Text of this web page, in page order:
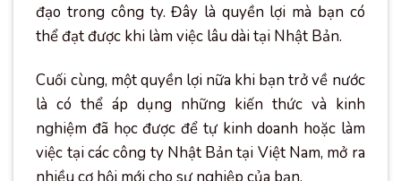
đạo trong công ty. Đây là quyền lợi mà bạn có
thể đạt được khi làm việc lâu dài tại Nhật Bản.
Cuối cùng, một quyền lợi nữa khi bạn trở về nước
là có thể áp dụng những kiến thức và kinh
nghiệm đã học được để tự kinh doanh hoặc làm
việc tại các công ty Nhật Bản tại Việt Nam, mở ra